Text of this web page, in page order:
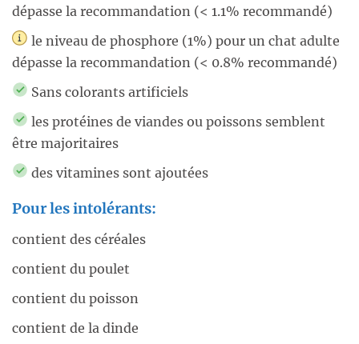
dépasse la recommandation (< 1.1% recommandé)
le niveau de phosphore (1%) pour un chat adulte
dépasse la recommandation (< 0.8% recommandé)
Sans colorants artificiels
les protéines de viandes ou poissons semblent
être majoritaires
des vitamines sont ajoutées
Pour les intolérants:
contient des céréales
contient du poulet
contient du poisson
contient de la dinde